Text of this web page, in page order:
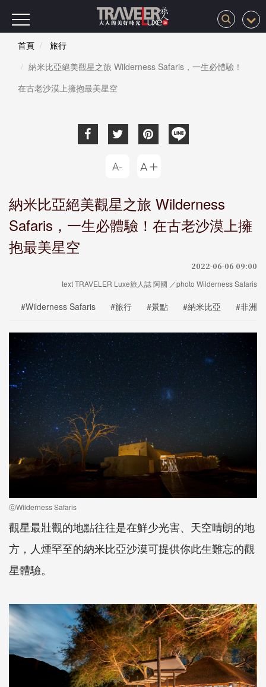
首頁
旅行
納米比亞絕美觀星之旅 Wilderness Safaris，一生必體驗！
在古老沙漠上擁抱最美星空
納米比亞絕美觀星之旅 Wilderness
Safaris，一生必體驗！在古老沙漠上擁
抱最美星空
2022-06-06 09:00
text TRAVELER Luxe旅人誌 阿國 ／photo Wilderness Safaris
#Wilderness Safaris #旅行 #景點 #納米比亞 #非洲
ⓒWilderness Safaris
觀星最壯觀的地點往往是在鮮少光害、天空晴朗的地
方，人煙罕至的納米比亞沙漠可提供你此生難忘的觀
星體驗。